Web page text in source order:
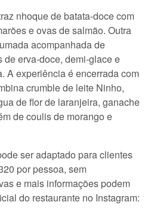
nhoque de batata-doce com
e ovas de salmão. Outra
acompanhada de
erva-doce, demi-glace e
A experiência é encerrada com
crumble de leite Ninho,
de flor de laranjeira, ganache
de coulis de morango e
ser adaptado para clientes
por pessoa, sem
e mais informações podem
do restaurante no Instagram: